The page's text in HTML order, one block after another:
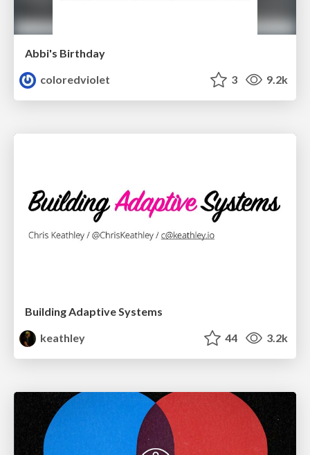
Abbi's Birthday
coloredviolet
3 9.2k
Building Adaptive Systems
keathley
44 3.2k